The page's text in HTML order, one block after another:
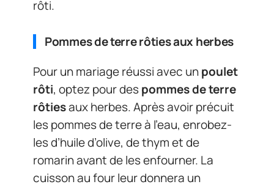
rôti.
Pommes de terre rôties aux herbes
Pour un mariage réussi avec unpoulet
rôti, optez pour despommes de terre
rôtiesaux herbes. Après avoir précuit
les pommes de terre à l’eau, enrobez-
les d’huile d’olive, de thym et de
romarin avant de les enfourner. La
cuisson au four leur donnera un